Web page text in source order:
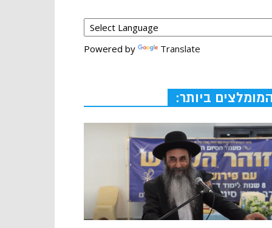
Powered by Translate
המומלצים ביותר: